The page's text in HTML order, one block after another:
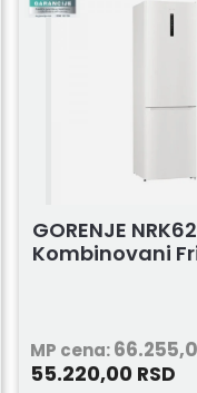
GORENJE
Kombinovani
MP cena:
55.220,00 RSD